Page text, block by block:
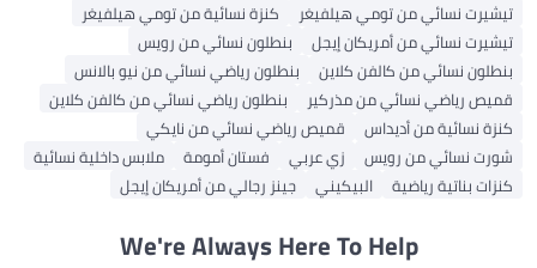
تيشيرت نسائي من تومي هيلفيغر
كنزة نسائية من تومي هيلفيغر
تيشيرت نسائي من أمريكان إيجل
بنطلون نسائي من رويس
بنطلون نسائي من كالفن كلاين
بنطلون رياضي نسائي من نيو بالانس
قميص رياضي نسائي من مذركير
بنطلون رياضي نسائي من كالفن كلاين
كنزة نسائية من أديداس
قميص رياضي نسائي من نايكي
شورت نسائي من رويس
زي عربي فستان أمومة
ملابس داخلية نسائية
كنزات بناتية رياضية
البيكيني جينز رجالي من أمريكان إيجل
We're Always Here To Help